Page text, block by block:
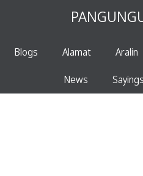
Blogs Alamat Aralin
News